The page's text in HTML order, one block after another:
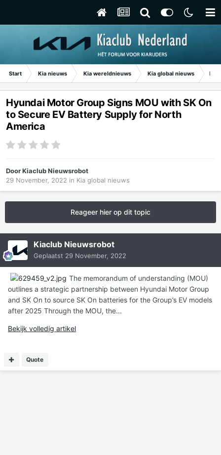
Start Kia nieuws Kia wereldnieuws Kia global nieuws
Hyundai Motor Group Signs MOU with SK On
to Secure EV Battery Supply for North
America
DoorKiaclub Nieuwsrobot
29 November, 2022 in Kia global nieuws
Reageer hier op dit topic
Kiaclub Nieuwsrobot
Geplaatst 29 November, 2022
The memorandum of understanding (MOU)
outlines a strategic partnership between Hyundai Motor Group
and SK On to source SK On batteries for the Group’s EV models
after 2025 Through the MOU, the...
Bekijk volledig artikel
Quote